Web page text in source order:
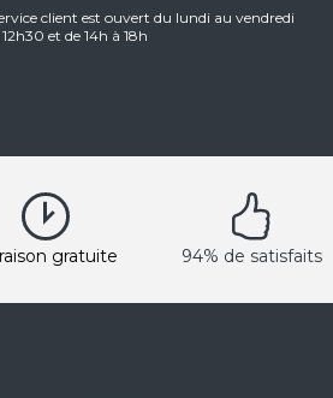
client est ouvert du lundi au vendredi
et de 14h à 18h
gratuite 94% de satisfaits